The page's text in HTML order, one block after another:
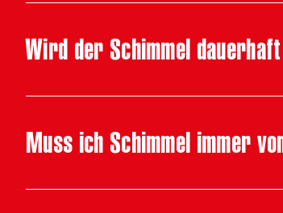
Wird der Schimmel
Muss ich Schimmel immer